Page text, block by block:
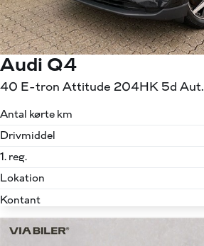
Audi Q4
40 E-tron Attitude 204HK 5d Aut.
Antal kørte km
Drivmiddel
1. reg.
Lokation
Kontant